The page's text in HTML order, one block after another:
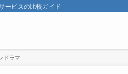
ービスの比較ガイド
ドラマ